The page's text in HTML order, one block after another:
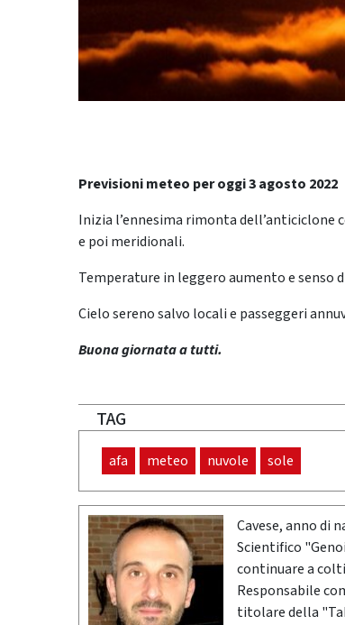
Previsioni meteo per oggi 3 agosto 2022
Inizia l’ennesima rimonta
e poi meridionali.
Temperature in leggero aumento e senso
Cielo sereno salvo locali e passeggeri
Buona giornata a tutti.
TAG
afa meteo nuvole sole
Cavese, anno di
Scientifico
continuare a
Responsabile
titolare della